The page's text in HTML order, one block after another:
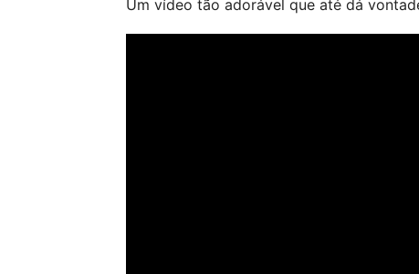
Um vídeo tão adorável que até dá